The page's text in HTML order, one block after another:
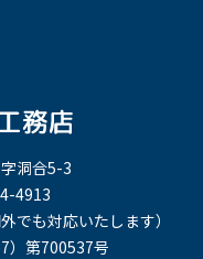
洞合5-3
4913
でも対応いたします）
）第700537号